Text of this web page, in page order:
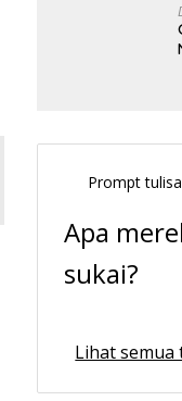
Prompt
Apa
sukai?
Lihat semua